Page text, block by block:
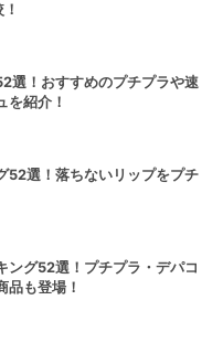
選！おすすめのプチプラや速
を紹介！
52選！落ちないリップをプチ
ング52選！プチプラ・デパコ
品も登場！